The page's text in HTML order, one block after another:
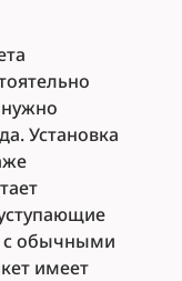
Установка
с обычными
имеет